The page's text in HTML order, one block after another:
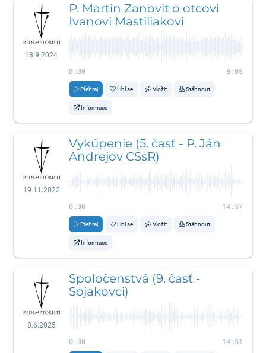
18.9.2024
P. Martin Zanovit o otcovi
Ivanovi Mastiliakovi
0:00 8:05
Přehraj Líbí se Vložit Stáhnout
Informace
19.11.2022
Vykúpenie (5. časť - P. Ján
Andrejov CSsR)
0:00 14:57
Přehraj Líbí se Vložit Stáhnout
Informace
8.6.2025
Spoločenstvá (9. časť -
Sojakovci)
0:00 14:51